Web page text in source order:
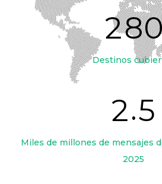
28
Destinos
2.5
Miles de millones de mensajes
2025